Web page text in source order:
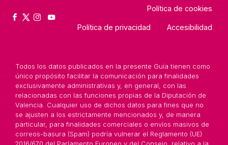
Política de cookies
Política de privacidad Accesibilidad
Todos los datos publicados en la presente Guía tienen como
único propósito facilitar la comunicación para finalidades
exclusivamente administrativas y, en general, con las
relacionadas con las funciones propias de la Diputación de
Valencia. Cualquier uso de dichos datos para fines que no
se ajusten a los estrictamente mencionados y, de manera
particular, para finalidades comerciales o envíos masivos de
correos-basura (Spam) podría vulnerar el Reglamento (UE)